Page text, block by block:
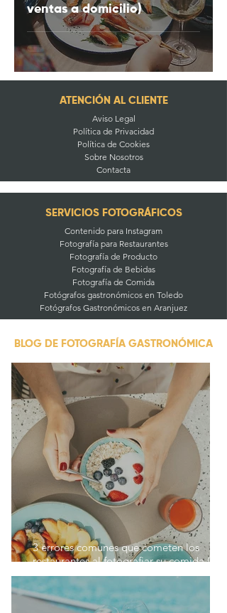
ventas a domicilio)
ATENCIÓN AL CLIENTE
Aviso Legal
Política de Privacidad
Política de Cookies
Sobre Nosotros
Contacta
SERVICIOS FOTOGRÁFICOS
Contenido para Instagram
Fotografía para Restaurantes
Fotografía de Producto
Fotografía de Bebidas
Fotografía de Comida
Fotógrafos gastronómicos en Toledo
Fotógrafos Gastronómicos en Aranjuez
BLOG DE FOTOGRAFÍA GASTRONÓMICA
3 errores comunes que cometen los
restaurantes al fotografiar su comida (y
cómo evitarlos)